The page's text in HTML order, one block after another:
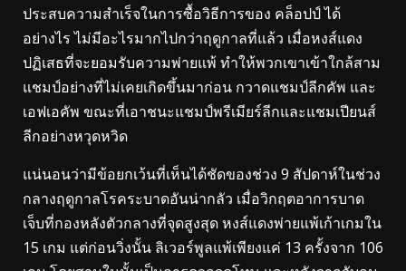
ประสบความสำเร็จในการซื้อวิธีการของ คล็อปป์ ได้
อย่างไร ไม่มีอะไรมากไปกว่าฤดูกาลที่แล้ว เมื่อหงส์แดง
ปฏิเสธที่จะยอมรับความพ่ายแพ้ ทำให้พวกเขาเข้าใกล้สาม
แชมป์อย่างที่ไม่เคยเกิดขึ้นมาก่อน กวาดแชมป์ลีกคัพ และ
เอฟเอคัพ ขณะที่เอาชนะแชมป์พรีเมียร์ลีกและแชมเปียนส์
ลีกอย่างหวุดหวิด
แน่นอนว่ามีข้อยกเว้นที่เห็นได้ชัดของช่วง 9 สัปดาห์ในช่วง
กลางฤดูกาลโรคระบาดอันน่ากลัว เมื่อวิกฤตอาการบาด
เจ็บที่กองหลังตัวกลางที่จุดสูงสุด หงส์แดงพ่ายแพ้เก้าเกมใน
15 เกม แต่ก่อนวิ่งนั้น ลิเวอร์พูลแพ้เพียงแค่ 13 ครั้งจาก 106